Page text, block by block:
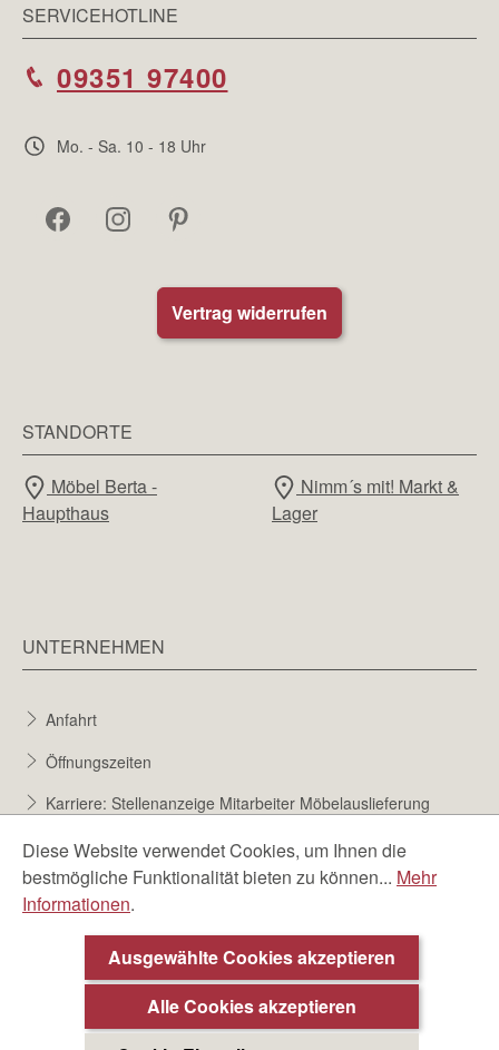
SERVICEHOTLINE
09351 97400
Mo. - Sa. 10 - 18 Uhr
Vertrag widerrufen
STANDORTE
Möbel Berta -
Haupthaus
Nimm´s mit! Markt &
Lager
UNTERNEHMEN
Anfahrt
Öffnungszeiten
Karriere: Stellenanzeige Mitarbeiter Möbelauslieferung
Karriere bei Möbel Berta
Bewerbungsformular
Diese Website verwendet Cookies, um Ihnen die
bestmögliche Funktionalität bieten zu können... Mehr
Informationen.
Ausgewählte Cookies akzeptieren
Alle Cookies akzeptieren
Beratungstermin ❯